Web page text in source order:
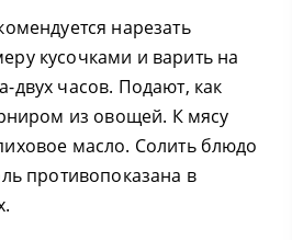
нарезать
кусочками и варить на
двух часов. Подают, как
из овощей. К мясу
масло. Солить блюдо
противопоказана в